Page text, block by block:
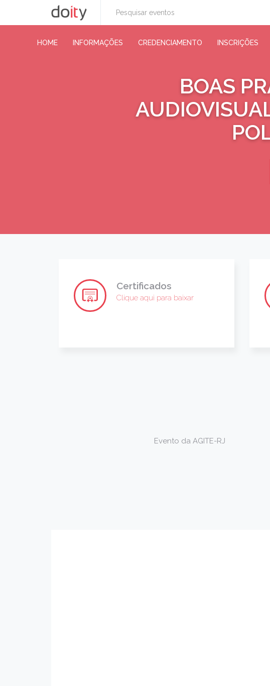
HOME INFORMAÇÕES CREDENCIAMENTO INSCRIÇÕES
BOAS
Certificados
Clique aqui para baixar
Evento da AGITE-RJ